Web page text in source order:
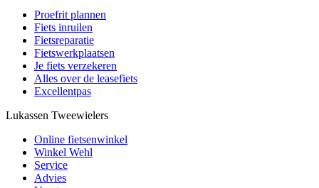
Proefrit plannen
Fiets inruilen
Fietsreparatie
Fietswerkplaatsen
Je fiets verzekeren
Alles over de leasefiets
Excellentpas
Lukassen Tweewielers
Online fietsenwinkel
Winkel Wehl
Service
Advies